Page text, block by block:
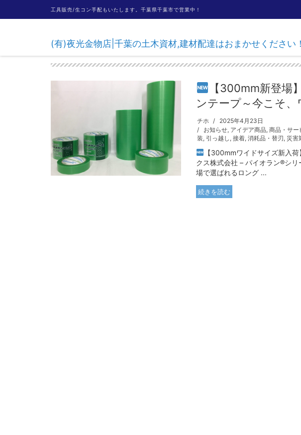
工具販売/生コン手配もいたします。千葉県千葉市で営業中！
(有)夜光金物店|千葉の土木資材,建材配達はおまかせください！
引っ越し
【300mm新登場
ンテープ～今こそ、
チホ
2025年4月23日
お知らせ, アイデア商品,商品・サー
装, 引っ越し ,接着,消耗品・替刃, 災害
【300mmワイドサイズ新入
クス株式会社 – パイオラン®シ
場で選ばれるロング ...
続きを読む